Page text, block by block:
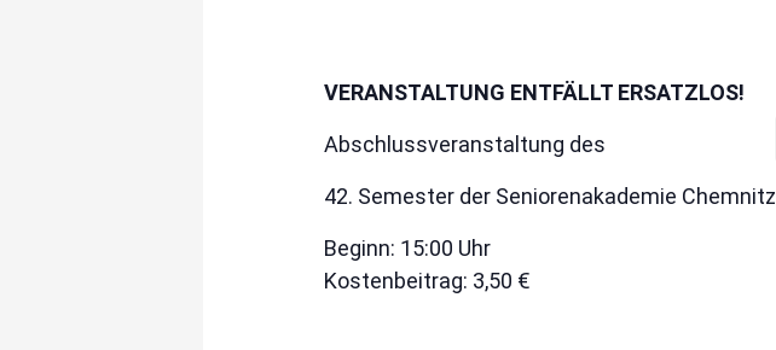
VERANSTALTUNG ENTFÄLLT ERSATZLOS!
Abschlussveranstaltung des
42. Semester der Seniorenakademie Chemnitz
Beginn: 15:00 Uhr
Kostenbeitrag: 3,50 €